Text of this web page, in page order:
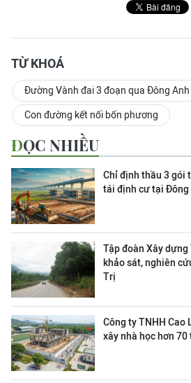
TỪ KHOÁ
Đường Vành đai 3 đoạn qua Đông Anh
Con đường kết nối bốn phương
ĐỌC NHIỀU
Chỉ định thầu 3 gói
tái định cư tại Đông
Tập đoàn Xây
khảo sát, nghiên
Trị
Công ty TNHH Cao
xây nhà học hơn